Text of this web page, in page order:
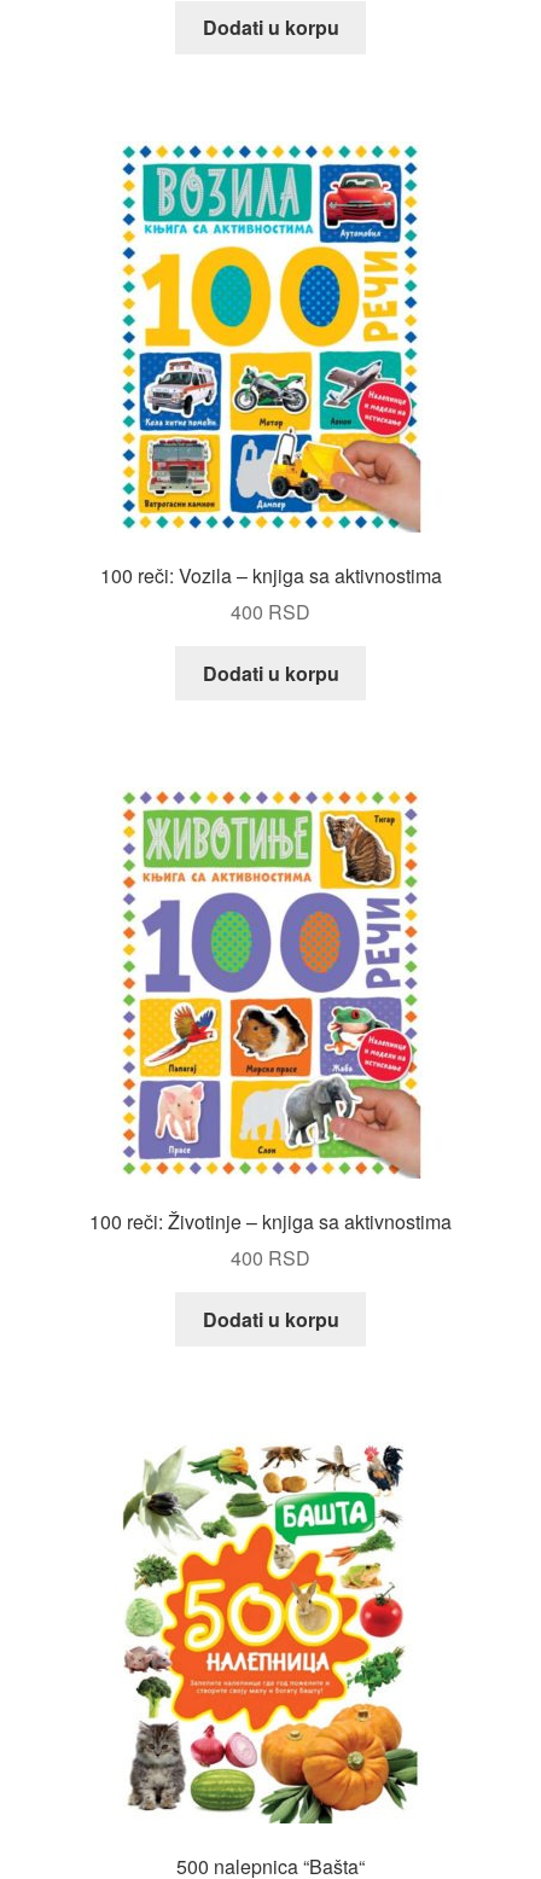
Dodati u korpu
100 reči: Vozila – knjiga sa aktivnostima
400 RSD
Dodati u korpu
100 reči: Životinje – knjiga sa aktivnostima
400 RSD
Dodati u korpu
500 nalepnica “Bašta“